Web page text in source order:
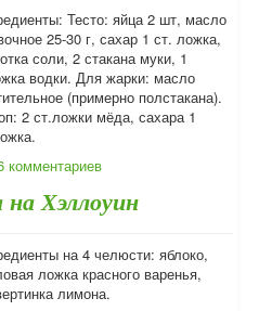
Тесто: яйца 2 шт, масло
25-30 г, сахар 1 ст. ложка,
соли, 2 стакана муки, 1
водки. Для жарки: масло
(примерно полстакана).
2 ст.ложки мёда, сахара 1
комментариев
Хэллоуин
на 4 челюсти: яблоко,
ложка красного варенья,
лимона.